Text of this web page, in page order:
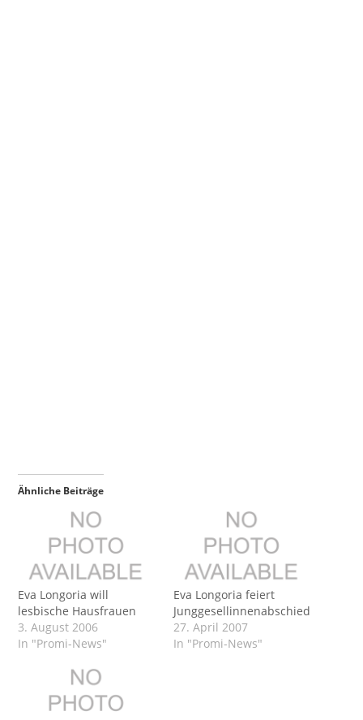
Ähnliche Beiträge
Eva Longoria will
lesbische Hausfrauen
3. August 2006
In "Promi-News"
Eva Longoria feiert
Junggesellinnenabschied
27. April 2007
In "Promi-News"